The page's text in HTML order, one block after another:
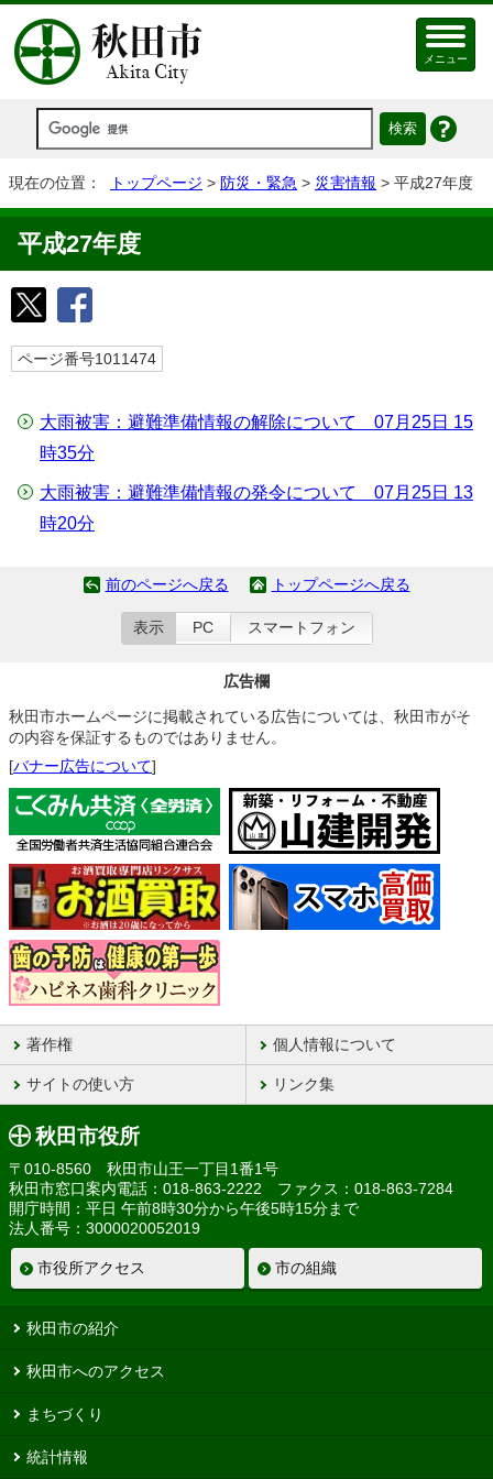
メニュー
現在の位置： トップページ > 防災・緊急 > 災害情報 > 平成27年度
平成27年度
ページ番号1011474
大雨被害：避難準備情報の解除について 07月25日 15
時35分
大雨被害：避難準備情報の発令について 07月25日 13
時20分
前のページへ戻る トップページへ戻る
表示 PC スマートフォン
広告欄
秋田市ホームページに掲載されている広告については、秋田市がそ
の内容を保証するものではありません。
[バナー広告について]
著作権 個人情報について
サイトの使い方 リンク集
秋田市役所
〒010-8560 秋田市山王一丁目1番1号
秋田市窓口案内電話：018-863-2222 ファクス：018-863-7284
開庁時間：平日 午前8時30分から午後5時15分まで
法人番号：3000020052019
市役所アクセス 市の組織
秋田市の紹介
秋田市へのアクセス
まちづくり
統計情報